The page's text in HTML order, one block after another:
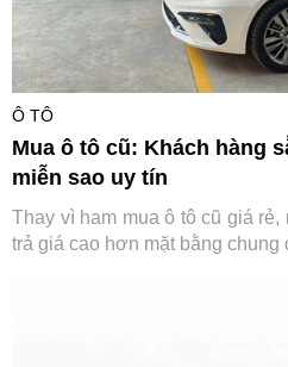
Ô TÔ
Mua ô tô cũ: Khách hàng
miễn sao uy tín
Thay vì ham mua ô tô cũ giá
trả giá cao hơn mặt bằng chung